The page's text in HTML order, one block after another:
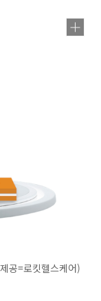
공=로킷헬스케어)